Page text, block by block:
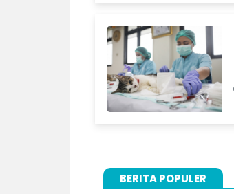
BERITA POPULER